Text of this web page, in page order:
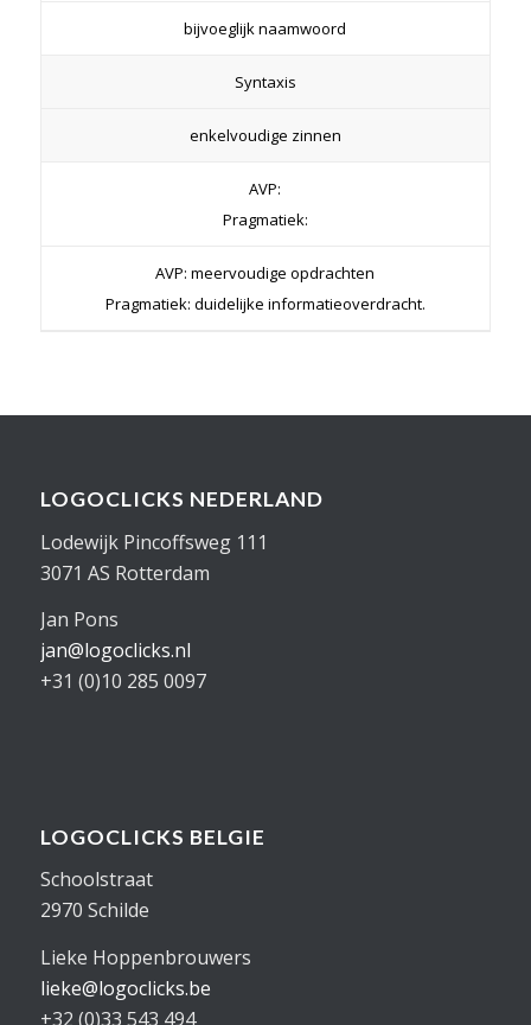
bijvoeglijk naamwoord
Syntaxis
enkelvoudige zinnen
AVP:
Pragmatiek:
AVP: meervoudige opdrachten
Pragmatiek: duidelijke informatieoverdracht.
LOGOCLICKS NEDERLAND
Lodewijk Pincoffsweg 111
3071 AS Rotterdam
Jan Pons
jan@logoclicks.nl
+31 (0)10 285 0097
LOGOCLICKS BELGIE
Schoolstraat
2970 Schilde
Lieke Hoppenbrouwers
lieke@logoclicks.be
+32 (0)33 543 494